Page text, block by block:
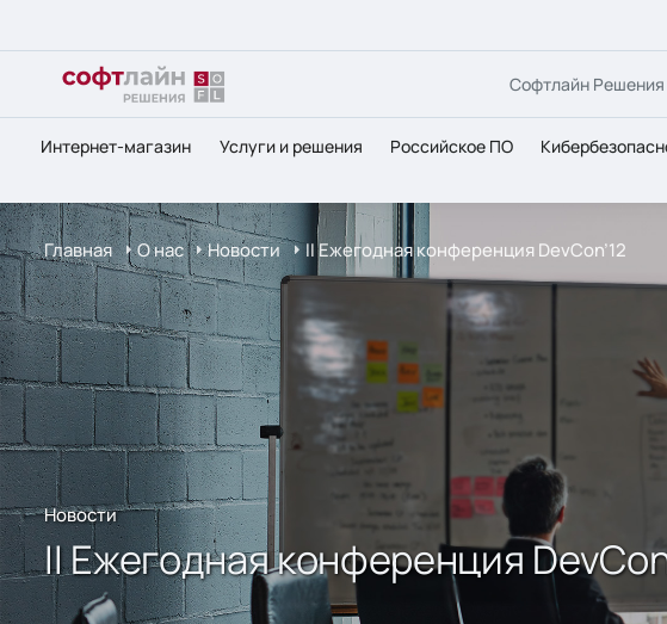
Софтлайн Решения
Интернет-магазин Услуги и решения Российское ПО
Главная О нас Новости II Ежегодная конференция DevCon’12
Новости
II Ежегодная конференция